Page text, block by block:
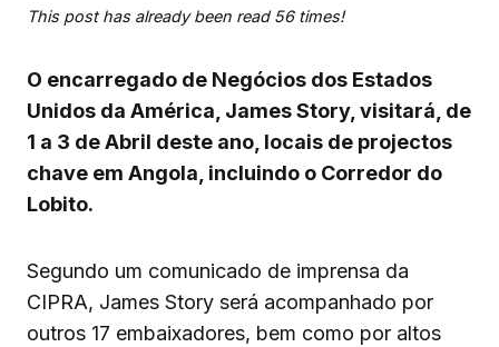
This post has already been read 56 times!
O encarregado de Negócios dos Estados
Unidos da América, James Story, visitará, de
1 a 3 de Abril deste ano, locais de projectos
chave em Angola, incluindo o Corredor do
Lobito. ‎
Segundo um comunicado de imprensa da
CIPRA, James Story será acompanhado por
outros 17 embaixadores, bem como por altos